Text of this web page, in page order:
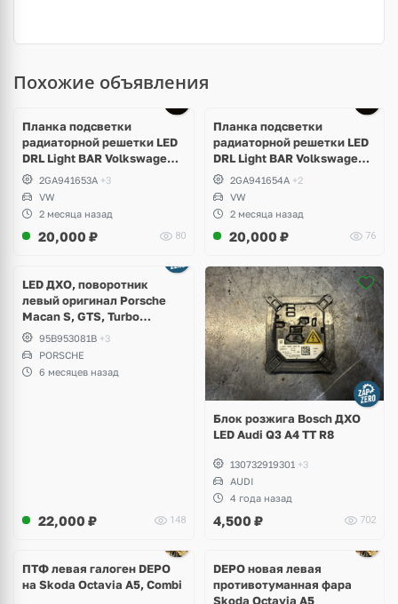
Похожие объявления
Планка подсветки
радиаторной решетки LED
DRL Light BAR Volkswagen
T-Roc левая
2GA941653A +3
VW
2 месяца назад
20,000 ₽ 80
Планка подсветки
радиаторной решетки LED
DRL Light BAR Volkswagen
T-Roc правая
2GA941654A +2
VW
2 месяца назад
20,000 ₽ 76
LED ДХО, поворотник
левый оригинал Porsche
Macan S, GTS, Turbo
рестайлинг
95B953081B +3
PORSCHE
6 месяцев назад
22,000 ₽ 148
Блок розжига Bosch ДХО
LED Audi Q3 A4 TT R8
130732919301 +3
AUDI
4 года назад
4,500 ₽ 702
ПТФ левая галоген DEPO
на Skoda Octavia A5, Combi
DEPO новая левая
противотуманная фара
Skoda Octavia A5